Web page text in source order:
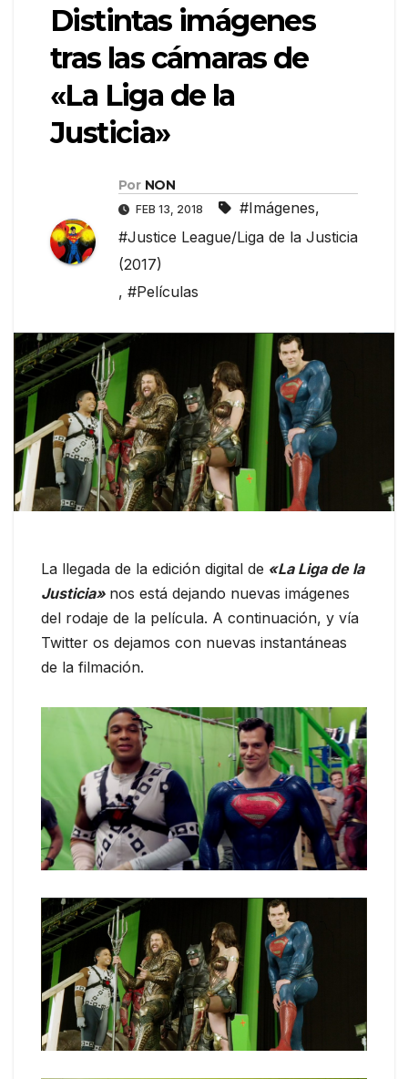
Distintas imágenes
tras las cámaras de
«La Liga de la
Justicia»
Por NON
FEB 13, 2018 #Imágenes,
#Justice League/Liga de la Justicia
(2017)
, #Películas
La llegada de la edición digital de «La Liga de la
Justicia» nos está dejando nuevas imágenes
del rodaje de la película. A continuación, y vía
Twitter os dejamos con nuevas instantáneas
de la filmación.